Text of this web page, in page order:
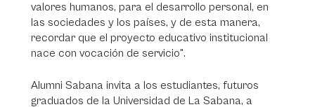
valores humanos, para el desarrollo personal, en
las sociedades y los países, y de esta manera,
recordar que el proyecto educativo institucional
nace con vocación de servicio".
Alumni Sabana invita a los estudiantes, futuros
graduados de la Universidad de La Sabana, a